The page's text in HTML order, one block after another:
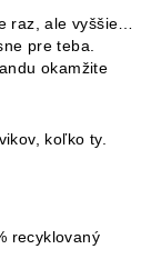
raz, ale vyššie…
pre teba.
okamžite
koľko ty.
recyklovaný